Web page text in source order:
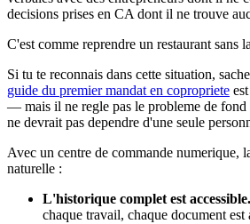
decisions prises en CA dont il ne trouve
C'est comme reprendre un restaurant sans
Si tu te reconnais dans cette situation,
guide du premier mandat en copropriete
— mais il ne regle pas le probleme de
ne devrait pas dependre d'une seule
Avec un centre de commande numerique,
naturelle :
L'historique complet est accessible.
chaque travail, chaque document